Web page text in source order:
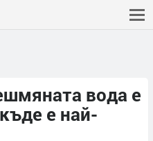
вода е
е най-